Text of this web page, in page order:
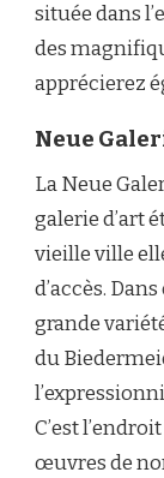
située dans
des
apprécierez
Neue
La Neue
galerie d’art
vieille ville
d’accès.
grande
du
C’est
œuvres de